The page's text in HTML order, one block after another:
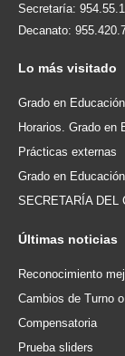
Secretaría:
Decanato:
Lo más visitado
Grado en
Horarios. Grado en
Prácticas externas
Grado en
SECRETARÍA DEL
Últimas noticias
Reconocimiento
Cambios de Turno
Compensatoria
Prueba sliders